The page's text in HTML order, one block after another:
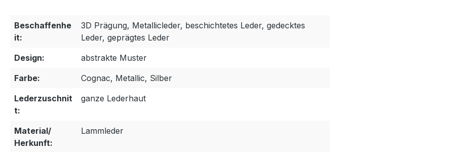
Beschaffenhe
it:
3D Prägung, Metallicleder, beschichtetes Leder, gedecktes
Leder, geprägtes Leder
Design:
abstrakte Muster
Farbe:
Cognac, Metallic, Silber
Lederzuschnit
t:
ganze Lederhaut
Material/
Herkunft:
Lammleder